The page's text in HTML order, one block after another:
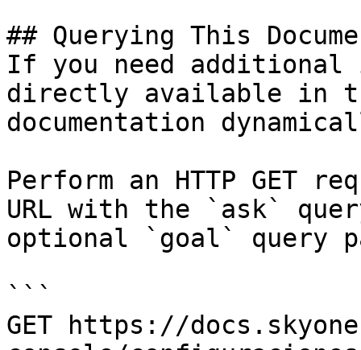
## Querying This
If you need
directly available in
documentation
Perform an HTTP GET
URL with the `ask`
optional `goal` query
```
GET https://